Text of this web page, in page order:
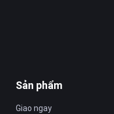
Sản phẩm
Giao ngay